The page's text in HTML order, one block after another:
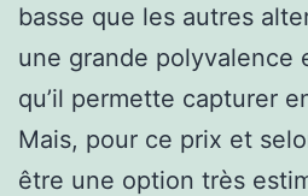
basse que les autres
une grande polyvalence
qu’il permette capturer
Mais, pour ce prix et
être une option très